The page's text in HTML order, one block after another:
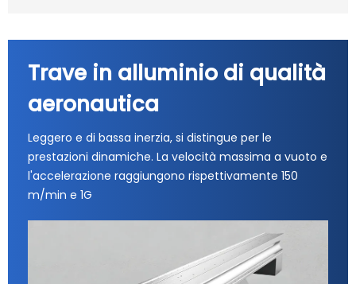
Trave in alluminio di qualità
aeronautica
Leggero e di bassa inerzia, si distingue per le
prestazioni dinamiche. La velocità massima a vuoto e
l'accelerazione raggiungono rispettivamente 150
m/min e 1G